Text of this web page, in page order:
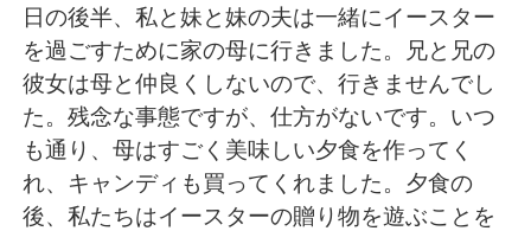
繁體中文 Español
العربية Français
Deutsch 日本語
한국어 Русский
日の後半、私と妹と妹の夫は一緒にイースター
を過ごすために家の母に行きました。兄と兄の
彼女は母と仲良くしないので、行きませんでし
た。残念な事態ですが、仕方がないです。いつ
も通り、母はすごく美味しい夕食を作ってく
れ、キャンディも買ってくれました。夕食の
後、私たちはイースターの贈り物を遊ぶことを